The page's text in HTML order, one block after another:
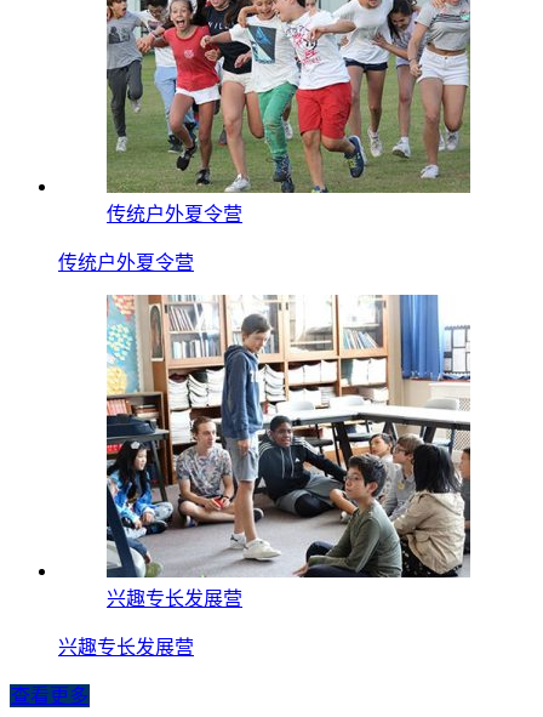
传统户外夏令营
传统户外夏令营
兴趣专长发展营
兴趣专长发展营
查看更多